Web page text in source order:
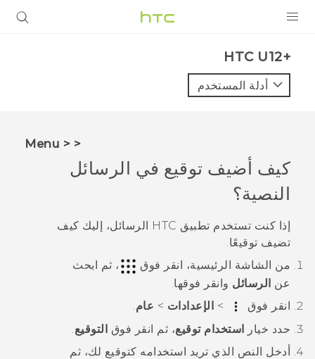
VIVE
VIVERSE
البرامج + التطبيقات
الدعم
HTC U12+‎
أدلة المستخدم
< < Menu
كيف أضيف توقيع في الرسائل
النصية؟
إذا كنت تستخدم تطبيق HTC الرسائل، إليك كيف
تضيف توقيعًا.
من الشاشة
الرئيسية، انقر فوق
، ثم ابحث
عن الرسائل وانقر فوقها.
انقر فوق
> الإعدادات > عام
حدد خيار استخدام توقيع، ثم انقر فوق التوقيع.
أدخل النص الذي تريد استخدامه كتوقيع لك، ثم